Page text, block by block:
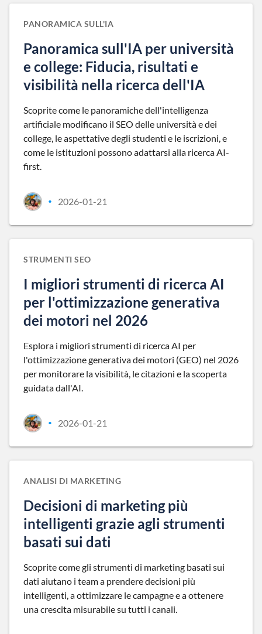
PANORAMICA SULL'IA
Panoramica sull'IA per università
e college: Fiducia, risultati e
visibilità nella ricerca dell'IA
Scoprite come le panoramiche dell'intelligenza
artificiale modificano il SEO delle università e dei
college, le aspettative degli studenti e le iscrizioni, e
come le istituzioni possono adattarsi alla ricerca AI-
first.
• 2026-01-21
STRUMENTI SEO
I migliori strumenti di ricerca AI
per l'ottimizzazione generativa
dei motori nel 2026
Esplora i migliori strumenti di ricerca AI per
l'ottimizzazione generativa dei motori (GEO) nel 2026
per monitorare la visibilità, le citazioni e la scoperta
guidata dall'AI.
• 2026-01-21
ANALISI DI MARKETING
Decisioni di marketing più
intelligenti grazie agli strumenti
basati sui dati
Scoprite come gli strumenti di marketing basati sui
dati aiutano i team a prendere decisioni più
intelligenti, a ottimizzare le campagne e a ottenere
una crescita misurabile su tutti i canali.